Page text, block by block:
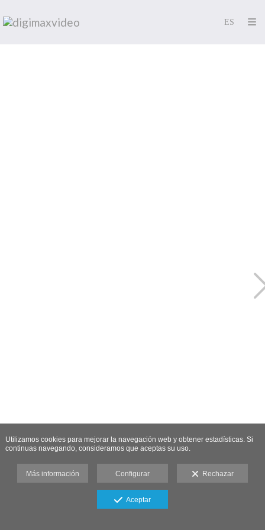
Utilizamos cookies para mejorar la navegación web y obtener estadísticas. Si
continuas navegando, consideramos que aceptas su uso.
Más información Configurar Rechazar
Aceptar